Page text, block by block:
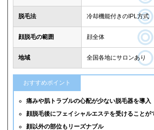
脱毛法 冷却機能付きのIPL方式
顔脱毛の範囲 顔全体
地域 全国各地にサロンあり
おすすめポイント
痛みや肌トラブルの心配が少ない脱毛器を導入
顔脱毛後にフェイシャルエステを受けることが
顔以外の部位もリーズナブル